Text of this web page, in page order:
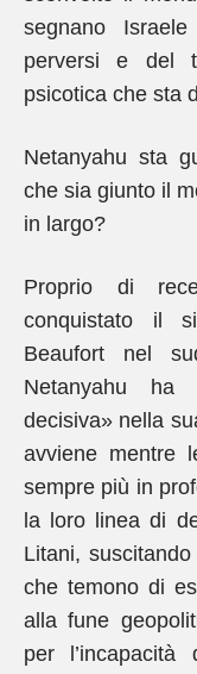
segnano
perversi e del
psicotica che sta
Netanyahu sta
che sia giunto il
in largo?
Proprio di
conquistato il
Beaufort nel
Netanyahu ha
decisiva» nella
avviene mentre
sempre più in
la loro linea di
Litani,
che temono di
alla fune
per